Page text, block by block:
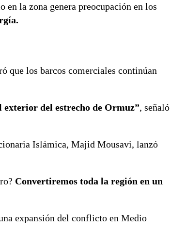
la zona genera preocupación en los
que los barcos comerciales continúan
exterior del estrecho de Ormuz”, señaló
Islámica, Majid Mousavi, lanzó
Convertiremos toda la región en un
expansión del conflicto en Medio